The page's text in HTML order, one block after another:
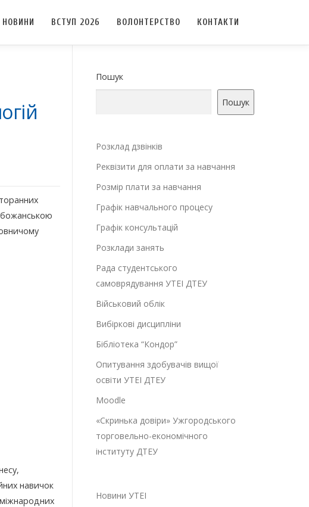
НОВИНИ ВСТУП 2026 ВОЛОНТЕРСТВО КОНТАКТИ
навичок
міжнародних
Пошук
Пошук
Розклад дзвінків
Реквізити для оплати за навчання
Розмір плати за навчання
Графік навчального процесу
Графік консультацій
Розклади занять
Рада студентського
самоврядування УТЕІ ДТЕУ
Військовий облік
Вибіркові дисципліни
Бібліотека “Кондор”
Опитування здобувачів вищої
освіти УТЕІ ДТЕУ
Moodle
«Скринька довіри» Ужгородського
торговельно-економічного
інституту ДТЕУ
Новини УТЕІ